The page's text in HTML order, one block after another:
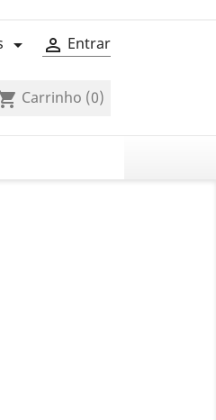
 Entrar

Carrinho (0)